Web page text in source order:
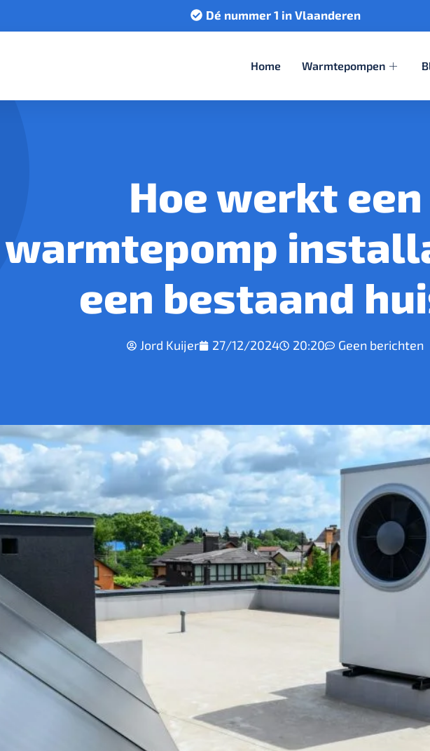
Dé nummer 1 in Vlaanderen
Home Warmtepompen
Hoe werkt een
warmtepomp
een bestaand
Jord Kuijer 27/12/2024 20:20 Geen berichten